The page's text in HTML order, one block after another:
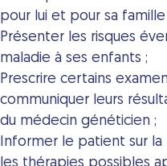
pour lui et pour sa famille
Présenter les risques
maladie à ses enfants ;
Prescrire certains
communiquer leurs
du médecin généticien ;
Informer le patient sur